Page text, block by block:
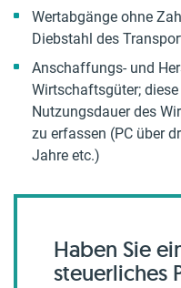
Wertabgänge ohne
Diebstahl des
Anschaffungs- und
Wirtschaftsgüter;
Nutzungsdauer des
zu erfassen (PC über
Jahre etc.)
Haben Sie
steuerliches